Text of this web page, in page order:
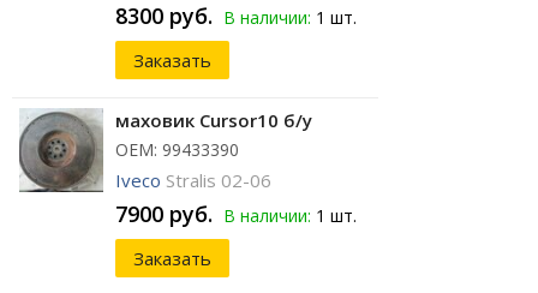
8300 руб. В наличии: 1 шт.
Заказать
маховик Cursor10 б/у
ОЕМ: 99433390
Iveco Stralis 02-06
7900 руб. В наличии: 1 шт.
Заказать